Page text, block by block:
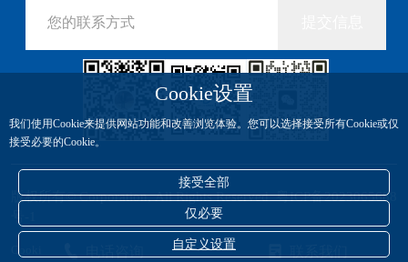
Cookie设置
我们使用Cookie来提供网站功能和改善浏览体验。您可以选择接受所有Cookie或仅
接受必要的Cookie。
接受全部
仅必要
自定义设置
版权所有© Corporation, All Rights Reserved 粤ICP备2023065688